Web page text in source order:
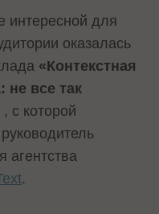
интересной для
оказалась
«Контекстная
не все так
, с которой
руководитель
агентства
.